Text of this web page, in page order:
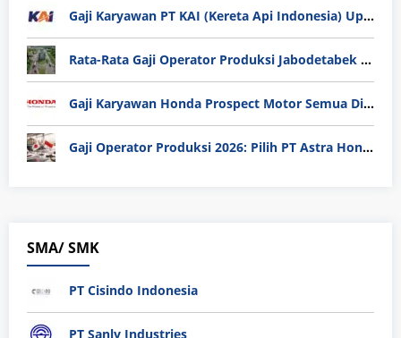
Gaji Karyawan PT KAI (Kereta Api Indonesia) Update 2025
Rata-Rata Gaji Operator Produksi Jabodetabek 2025: Bedah Tuntas UMK, Lemburan, dan Realita Hidup Buruh
Gaji Karyawan Honda Prospect Motor Semua Divisi
Gaji Operator Produksi 2026: Pilih PT Astra Honda Motor (AHM) atau Manufaktur di Jepang?
SMA/ SMK
PT Cisindo Indonesia
PT Sanly Industries